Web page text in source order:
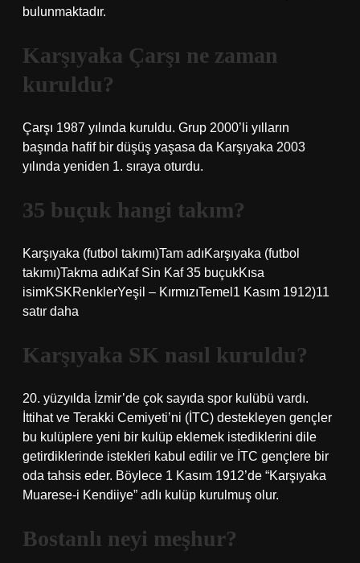
bulunmaktadır.
Karşıyaka Çarşı ne zaman
kuruldu?
Çarşı 1987 yılında kuruldu. Grup 2000’li yılların
başında hafif bir düşüş yaşasa da Karşıyaka 2003
yılında yeniden 1. sıraya oturdu.
35 buçuk hangi takım?
Karşıyaka (futbol takımı)Tam adıKarşıyaka (futbol
takımı)Takma adıKaf Sin Kaf 35 buçukKısa
isimKSKRenklerYeşil – KırmızıTemel1 Kasım 1912)11
satır daha
Karşıyaka SK nasıl kuruldu?
20. yüzyılda İzmir’de çok sayıda spor kulübü vardı.
İttihat ve Terakki Cemiyeti’ni (İTC) destekleyen gençler
bu kulüplere yeni bir kulüp eklemek istediklerini dile
getirdiklerinde istekleri kabul edilir ve İTC gençlere bir
oda tahsis eder. Böylece 1 Kasım 1912’de “Karşıyaka
Muarese-i Kendiiye” adlı kulüp kurulmuş olur.
Bostanlı neyi meşhur?